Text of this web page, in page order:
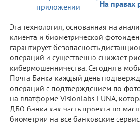
На правах
Эта технология, основанная на
клиента и биометрической
гарантирует безопасность
операций и существенно снижает
кибермошенничества. Сегодня в
Почта Банка каждый день
операций с подтверждением по
на платформе Visionlabs LUNA,
ДБО банка как часть проекта по
биометрии на все банковские